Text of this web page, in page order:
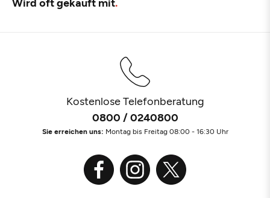
Kostenlose Telefonberatung
0800 / 0240800
Sie erreichen uns: Montag bis Freitag 08:00 - 16:30 Uhr